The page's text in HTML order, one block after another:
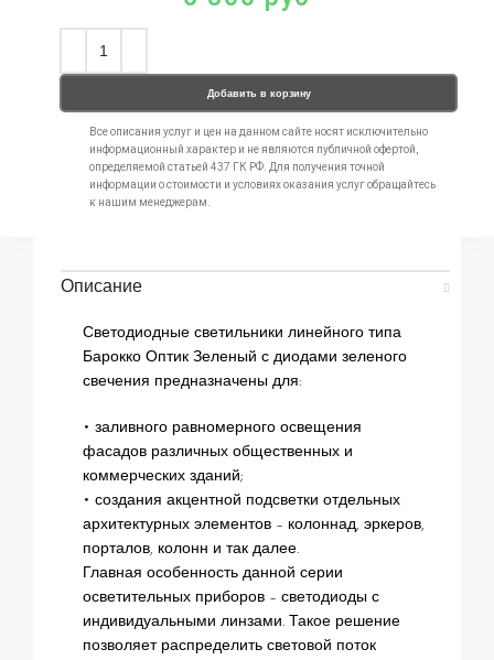
Добавить в корзину
Все описания услуг и цен на данном сайте носят исключительно
информационный характер и не являются публичной офертой,
определяемой статьей 437 ГК РФ. Для получения точной
информации о стоимости и условиях оказания услуг обращайтесь
к нашим менеджерам.
Описание
Светодиодные светильники линейного типа
Барокко Оптик Зеленый с диодами зеленого
свечения предназначены для:
• заливного равномерного освещения
фасадов различных общественных и
коммерческих зданий;
• создания акцентной подсветки отдельных
архитектурных элементов – колоннад, эркеров,
порталов, колонн и так далее.
Главная особенность данной серии
осветительных приборов – светодиоды с
индивидуальными линзами. Такое решение
позволяет распределить световой поток